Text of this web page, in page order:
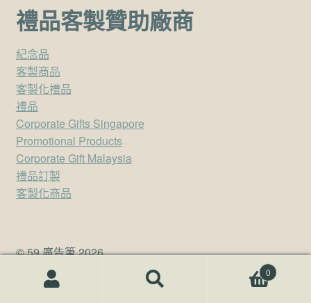
禮品客製贊助廠商
紀念品
客製商品
客製化禮品
禮品
Corporate Gifts Singapore
Promotional Products
Corporate Gift Malaysia
禮品訂製
客製化商品
© 59 廣告筆 2026
搜尋關鍵字:
0